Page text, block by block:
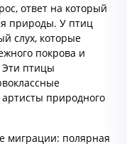
ответ на который
природы. У птиц
слух, которые
покрова и
Эти птицы
природного
миграции: полярная